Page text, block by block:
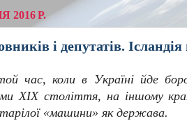
2016 Р.
і депутатів.
час, коли в Україні йде
ХІХ століття, на іншому
«машини» як держава.